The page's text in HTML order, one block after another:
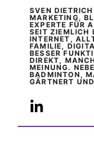
SVEN
MARKETING,
EXPERTE FÜR
SEIT ZIEMLICH
INTERNET,
FAMILIE,
BESSER
DIREKT,
MEINUNG.
BADMINTON,
GÄRTNERT